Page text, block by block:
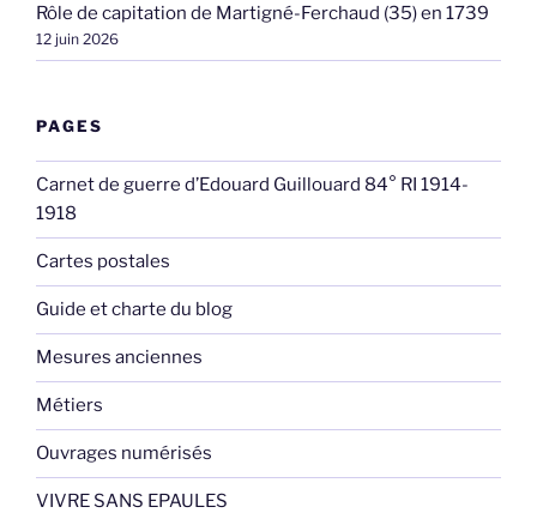
Rôle de capitation de Martigné-Ferchaud (35) en 1739
12 juin 2026
PAGES
Carnet de guerre d’Edouard Guillouard 84° RI 1914-
1918
Cartes postales
Guide et charte du blog
Mesures anciennes
Métiers
Ouvrages numérisés
VIVRE SANS EPAULES